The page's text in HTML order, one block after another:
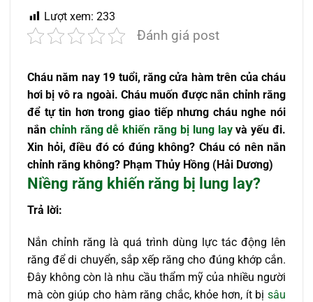
Lượt xem: 233
Đánh giá post
Cháu năm nay 19 tuổi, răng cửa hàm trên của cháu
hơi bị vô ra ngoài. Cháu muốn được nắn chỉnh răng
để tự tin hơn trong giao tiếp nhưng cháu nghe nói
nắn chỉnh răng dễ khiến răng bị lung layvà yếu đi.
Xin hỏi, điều đó có đúng không? Cháu có nên nắn
chỉnh răng không? Phạm Thủy Hồng (Hải Dương)
Niềng răng khiến răng bị lung lay?
Trả lời:
Nắn chỉnh răng là quá trình dùng lực tác động lên
răng để di chuyển, sắp xếp răng cho đúng khớp cắn.
Đây không còn là nhu cầu thẩm mỹ của nhiều người
mà còn giúp cho hàm răng chắc, khỏe hơn, ít bị sâu